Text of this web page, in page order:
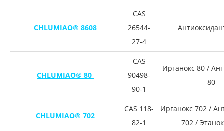
CHLUMIAO® 8608
CAS
26544-
27-4
CHLUMIAO® 80
CAS
90498-
90-1
Ирганокс 80 /
80
CHLUMIAO® 702
CAS 118-
82-1
Ирганокс 702 /
702 /